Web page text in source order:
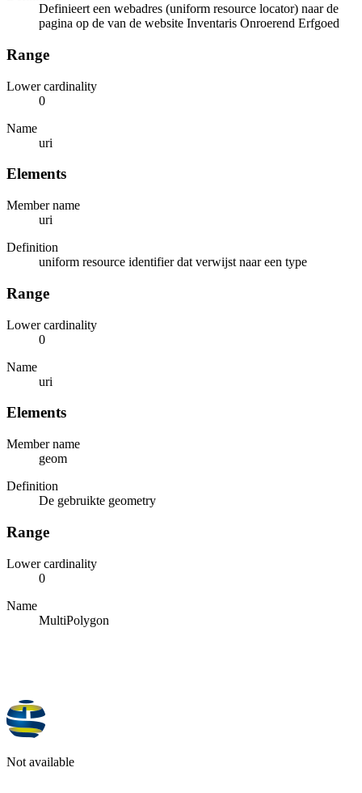
Definieert een webadres (uniform resource locator) naar de
pagina op de van de website Inventaris Onroerend Erfgoed
Range
Lower cardinality
0
Name
uri
Elements
Member name
uri
Definition
uniform resource identifier dat verwijst naar een type
Range
Lower cardinality
0
Name
uri
Elements
Member name
geom
Definition
De gebruikte geometry
Range
Lower cardinality
0
Name
MultiPolygon
Not available